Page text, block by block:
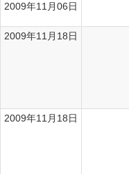
2009年11月06日
2009年11月18日
グル
2009年11月18日
グル